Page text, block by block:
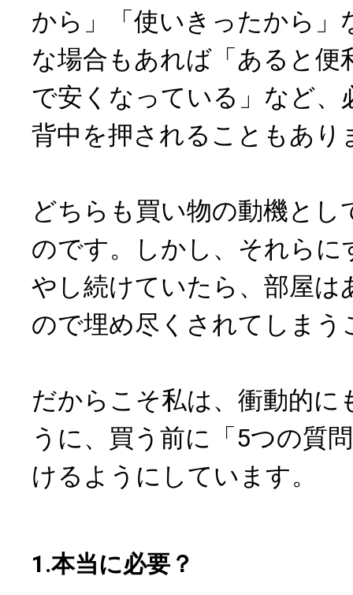
から」「使いきったから」
な場合もあれば「あると便
で安くなっている」など、
背中を押されることもあり
どちらも買い物の動機とし
のです。しかし、それらに
やし続けていたら、部屋は
ので埋め尽くされてしまう
だからこそ私は、衝動的に
うに、買う前に「5つの質
けるようにしています。
1.本当に必要？